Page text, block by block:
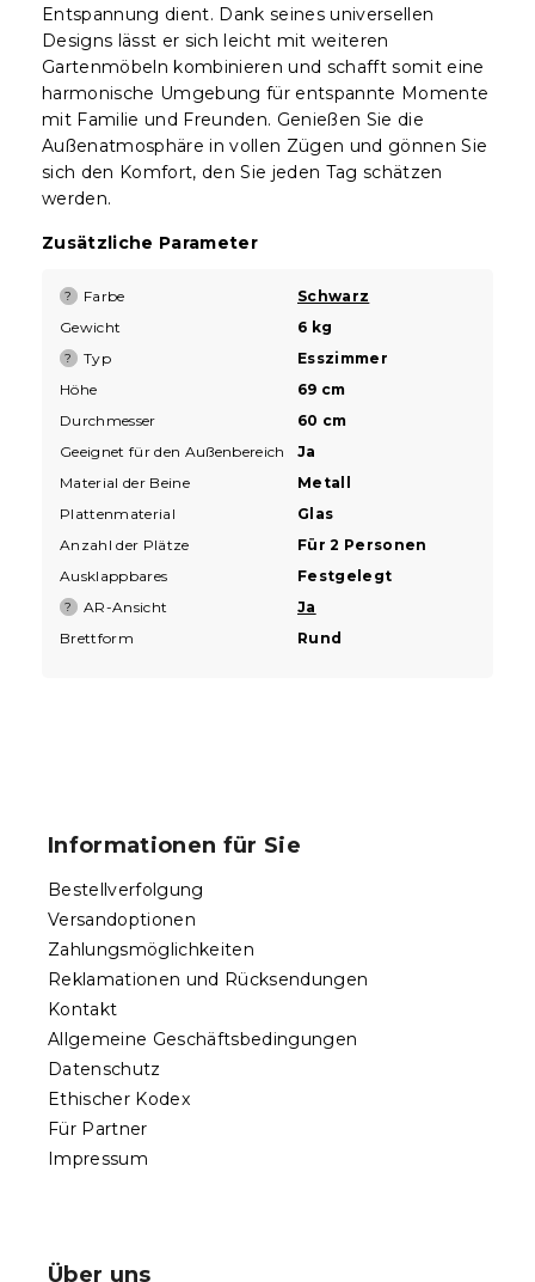
Entspannung dient. Dank seines universellen
Designs lässt er sich leicht mit weiteren
Gartenmöbeln kombinieren und schafft somit eine
harmonische Umgebung für entspannte Momente
mit Familie und Freunden. Genießen Sie die
Außenatmosphäre in vollen Zügen und gönnen Sie
sich den Komfort, den Sie jeden Tag schätzen
werden.
Zusätzliche Parameter
? Farbe
Schwarz
Gewicht
6 kg
? Typ
Esszimmer
Höhe
69 cm
Durchmesser
60 cm
Geeignet für den Außenbereich
Ja
Material der Beine
Metall
Plattenmaterial
Glas
Anzahl der Plätze
Für 2 Personen
Ausklappbares
Festgelegt
? AR-Ansicht
Ja
Brettform
Rund
Informationen für Sie
Bestellverfolgung
Versandoptionen
Zahlungsmöglichkeiten
Reklamationen und Rücksendungen
Kontakt
Allgemeine Geschäftsbedingungen
Datenschutz
Ethischer Kodex
Für Partner
Impressum
Über uns